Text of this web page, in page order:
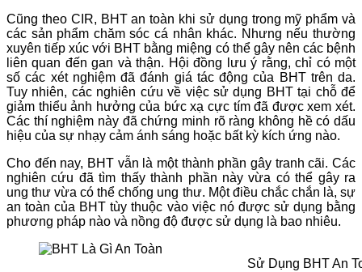
Cũng theo CIR, BHT an toàn khi sử dụng trong mỹ phẩm và
các sản phẩm chăm sóc cá nhân khác. Nhưng nếu thường
xuyên tiếp xúc với BHT bằng miệng có thể gây nên các bệnh
liên quan đến gan và thận. Hội đồng lưu ý rằng, chỉ có một
số các xét nghiệm đã đánh giá tác động của BHT trên da.
Tuy nhiên, các nghiên cứu về việc sử dụng BHT tại chỗ để
giảm thiểu ảnh hưởng của bức xạ cực tím đã được xem xét.
Các thí nghiệm này đã chứng minh rõ ràng không hề có dấu
hiệu của sự nhạy cảm ánh sáng hoặc bất kỳ kích ứng nào.
Cho đến nay, BHT vẫn là một thành phần gây tranh cãi. Các
nghiên cứu đã tìm thấy thành phần này vừa có thể gây ra
ung thư vừa có thể chống ung thư. Một điều chắc chắn là, sự
an toàn của BHT tùy thuộc vào việc nó được sử dụng bằng
phương pháp nào và nồng độ được sử dụng là bao nhiêu.
Sử Dụng BHT An